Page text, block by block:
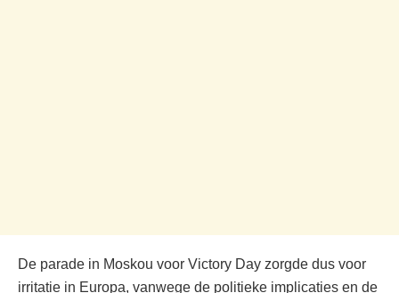
De parade in Moskou voor Victory Day zorgde dus voor
irritatie in Europa, vanwege de politieke implicaties en de